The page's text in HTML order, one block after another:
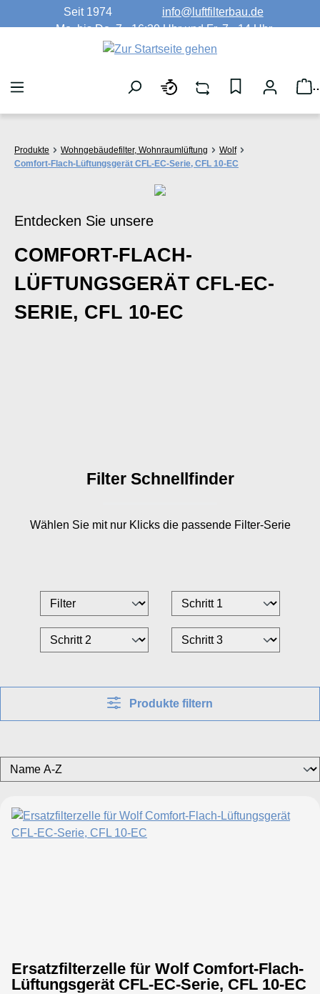
Zum Hauptinhalt springen
Seit 1974
info@luftfilterbau.de
Mo. bis Do. 7 - 16:30 Uhr und Fr. 7 - 14 Uhr
Produkte Wohngebäudefilter, Wohnraumlüftung
Wolf
Comfort-Flach-Lüftungsgerät CFL-EC-Serie, CFL 10-EC
Entdecken Sie unsere
COMFORT-FLACH-
LÜFTUNGSGERÄT CFL-EC-
SERIE, CFL 10-EC
Filter Schnellfinder
Wählen Sie mit nur Klicks die passende Filter-Serie
Produkte filtern
Ersatzfilterzelle für Wolf Comfort-Flach-
Lüftungsgerät CFL-EC-Serie, CFL 10-EC